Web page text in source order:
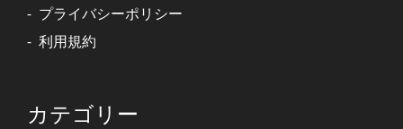
プライバシーポリシー
利用規約
カテゴリー